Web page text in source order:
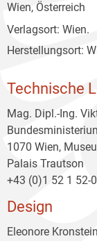
Wien, Österreich
Verlagsort: Wien.
Herstellungsort:
Technische
Mag. Dipl.-Ing.
1070 Wien,
Palais Trautson
+43 (0)1 52 1 52-0
Design
Eleonore